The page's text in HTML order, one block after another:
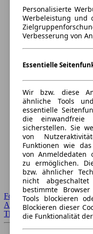
Forum Startseite
Alle Auto-Foren
Themen-Forum
Personalisierte
Werbeleistung und
Verbesserung von
Essentielle
Wir bzw. diese
ähnliche Tools
essentielle
die einwandfreie
sicherstellen. Sie
von
Funktionen wie
von Anmeldedaten
zu ermöglichen.
bzw. ähnlicher
nicht
bestimmte
Tools blockieren
Blockieren dieser
die Funktionalität